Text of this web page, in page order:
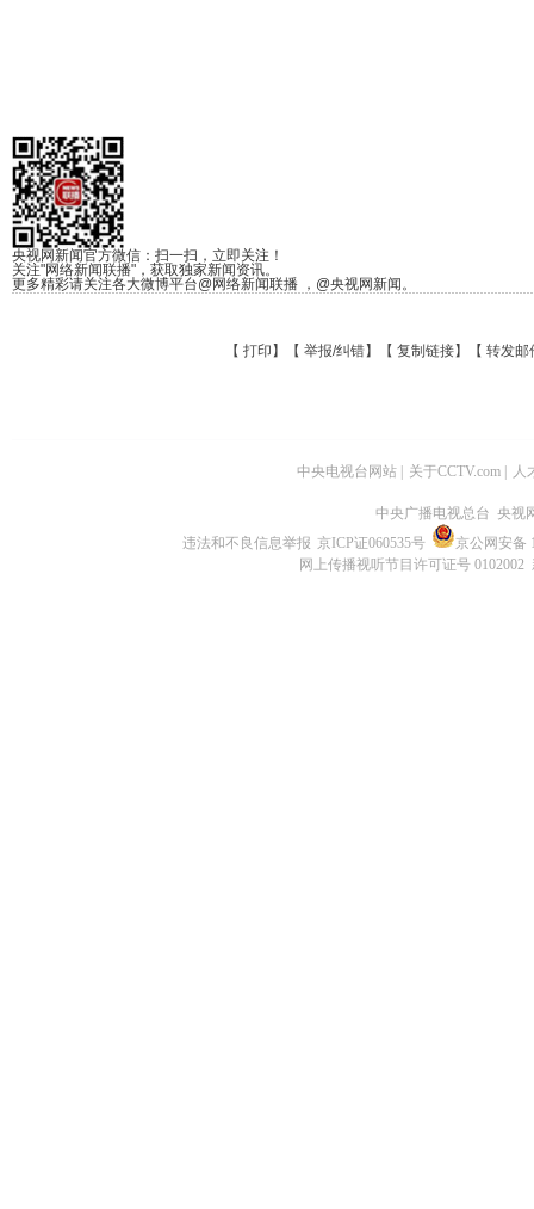
央视网新闻官方微信：扫一扫，立即关注！
关注"网络新闻联播"，获取独家新闻资讯。
更多精彩请关注各大微博平台@网络新闻联播 ，@央视网新闻。
【 打印 】【 举报/纠错】【 复制链接】【 转发邮
中央电视台网站 关于CCTV.com 人
中央广播电视总台 央视
违法和不良信息举报 京ICP证060535号
京公网安备
网上传播视听节目许可证号 0102002